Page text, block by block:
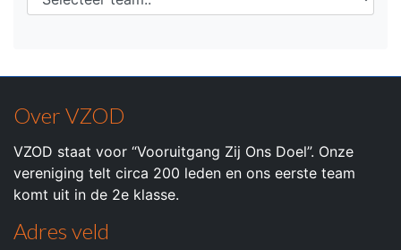
Over VZOD
VZOD staat voor “Vooruitgang Zij Ons Doel”. Onze
vereniging telt circa 200 leden en ons eerste team
komt uit in de 2e klasse.
Adres veld